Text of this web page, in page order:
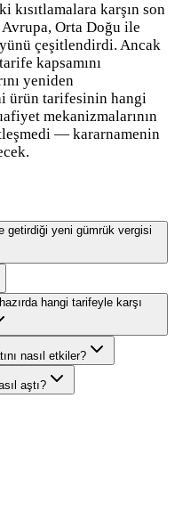
kısıtlamalara karşın son
Orta Doğu ile
çeşitlendirdi. Ancak
kapsamını
yeniden
ürün tarifesinin hangi
mekanizmalarının
— kararnamenin
getirdiği yeni gümrük vergisi
hangi tarifeyle karşı
nasıl etkiler?
aştı?